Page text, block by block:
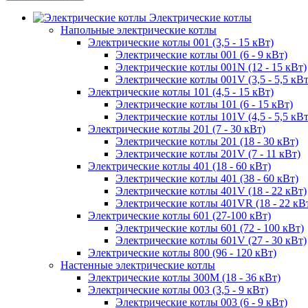
Электрические котлы
Напольные электрические котлы
Электрические котлы 001 (3,5 - 15 кВт)
Электрические котлы 001 (6 - 9 кВт)
Электрические котлы 001N (12 - 15 кВт)
Электрические котлы 001V (3,5 - 5,5
Электрические котлы 101 (4,5 - 15 кВт)
Электрические котлы 101 (6 - 15 кВт)
Электрические котлы 101V (4,5 - 5,5
Электрические котлы 201 (7 - 30 кВт)
Электрические котлы 201 (18 - 30 кВт)
Электрические котлы 201V (7 - 11 кВт)
Электрические котлы 401 (18 - 60 кВт)
Электрические котлы 401 (38 - 60 кВт)
Электрические котлы 401V (18 - 22 кВт)
Электрические котлы 401VR (18 - 22
Электрические котлы 601 (27-100 кВт)
Электрические котлы 601 (72 - 100 кВт)
Электрические котлы 601V (27 - 30 кВт)
Электрические котлы 800 (96 - 120 кВт)
Настенные электрические котлы
Электрические котлы 300M (18 - 36 кВт)
Электрические котлы 003 (3,5 - 9 кВт)
Электрические котлы 003 (6 - 9 кВт)